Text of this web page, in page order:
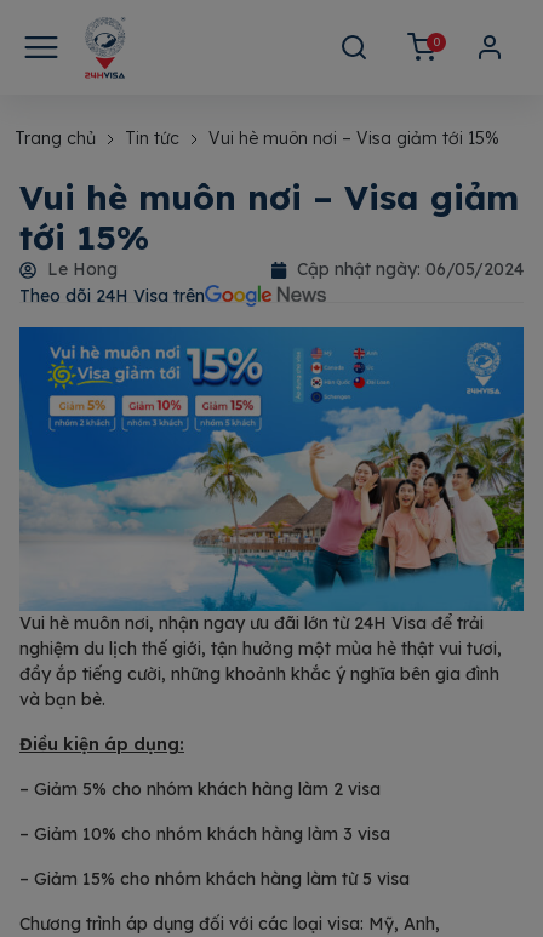
0
Trang chủ Tin tức Vui hè muôn nơi – Visa giảm tới 15%
Vui hè muôn nơi – Visa giảm
tới 15%
Le Hong Cập nhật ngày: 06/05/2024
Theo dõi 24H Visa trên​
Vui hè muôn nơi, nhận ngay ưu đãi lớn từ 24H Visa để trải
nghiệm du lịch thế giới, tận hưởng một mùa hè thật vui tươi,
đầy ắp tiếng cười, những khoảnh khắc ý nghĩa bên gia đình
và bạn bè.
Điều kiện áp dụng:
– Giảm 5% cho nhóm khách hàng làm 2 visa
– Giảm 10% cho nhóm khách hàng làm 3 visa
– Giảm 15% cho nhóm khách hàng làm từ 5 visa
Chương trình áp dụng đối với các loại visa: Mỹ, Anh,